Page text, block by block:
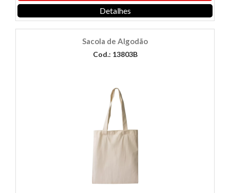
Detalhes
Sacola de Algodão
Cod.: 13803B